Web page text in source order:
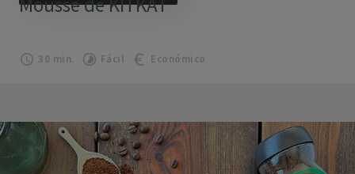
30 min. Fácil Económico